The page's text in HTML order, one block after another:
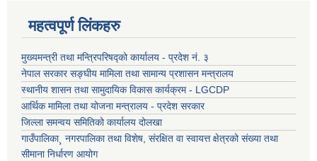
महत्वपूर्ण लिंकहरु
मुख्यमन्त्री तथा मन्त्रिपरिषद्को कार्यालय - प्रदेश नं. ३
नेपाल सरकार सङ्घीय मामिला तथा सामान्य प्रशासन मन्त्रालय
स्थानीय शासन तथा सामुदायिक विकास कार्यक्रम - LGCDP
आर्थिक मामिला तथा योजना मन्त्रालय - प्रदेश सरकार
जिल्ला समन्वय समितिको कार्यालय दोलखा
गाउँपालिका¸ नगरपालिका तथा विशेष, संरक्षित वा स्वायत्त क्षेत्रको संख्या तथा
सीमाना निर्धारण आयोग